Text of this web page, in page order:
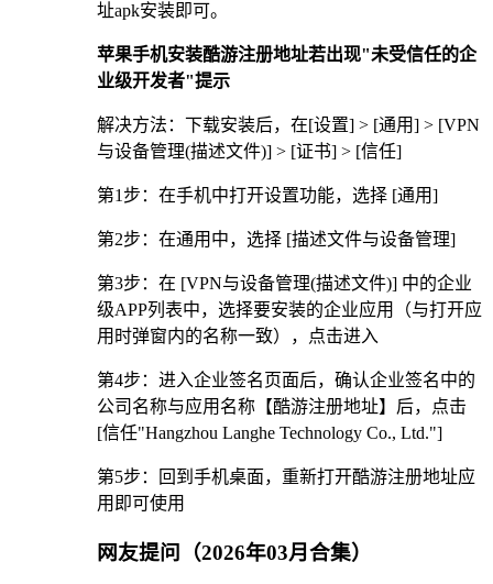
址apk安装即可。
苹果手机安装酷游注册地址若出现"未受信任的企
业级开发者"提示
解决方法：下载安装后，在[设置] > [通用] > [VPN
与设备管理(描述文件)] > [证书] > [信任]
第1步：在手机中打开设置功能，选择 [通用]
第2步：在通用中，选择 [描述文件与设备管理]
第3步：在 [VPN与设备管理(描述文件)] 中的企业
级APP列表中，选择要安装的企业应用（与打开应
用时弹窗内的名称一致），点击进入
第4步：进入企业签名页面后，确认企业签名中的
公司名称与应用名称【酷游注册地址】后，点击
[信任"Hangzhou Langhe Technology Co., Ltd."]
第5步：回到手机桌面，重新打开酷游注册地址应
用即可使用
网友提问（2026年03月合集）